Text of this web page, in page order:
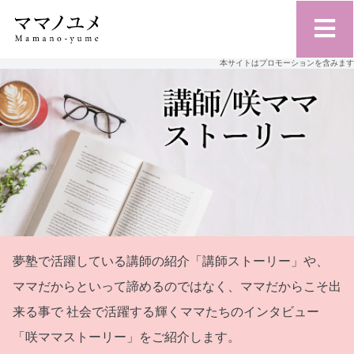
本サイトはプロモーションを含みます
夢塾で活躍している講師の紹介「講師ストーリー」や、
ママだからといって諦めるのではなく、ママだからこそ出
来る事で 社会で活躍する輝くママたちのインタビュー
「咲ママストーリー」をご紹介します。